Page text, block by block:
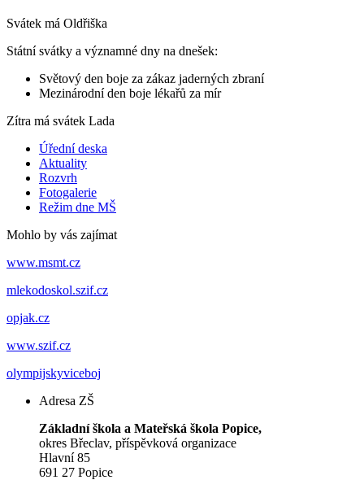
Svátek má Oldřiška
Státní svátky a významné dny na dnešek:
Světový den boje za zákaz jaderných zbraní
Mezinárodní den boje lékařů za mír
Zítra má svátek Lada
Úřední deska
Aktuality
Rozvrh
Fotogalerie
Režim dne MŠ
Mohlo by vás zajímat
www.msmt.cz
mlekodoskol.szif.cz
opjak.cz
www.szif.cz
olympijskyviceboj
Adresa ZŠ
Základní škola a Mateřská škola Popice,
okres Břeclav, příspěvková organizace
Hlavní 85
691 27 Popice